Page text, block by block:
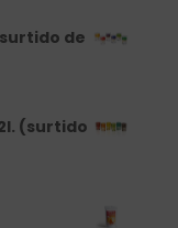
de
(surtido